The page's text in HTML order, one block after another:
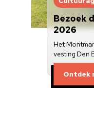
Bezoek
2026
Het
vesting Den
Ontdek